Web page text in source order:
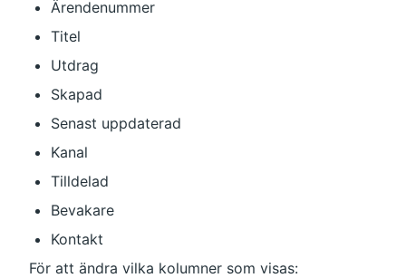
Ärendenummer
Titel
Utdrag
Skapad
Senast uppdaterad
Kanal
Tilldelad
Bevakare
Kontakt
För att ändra vilka kolumner som visas: